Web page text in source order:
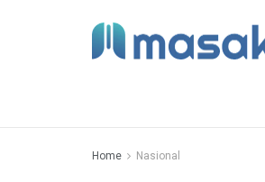
Home Nasional